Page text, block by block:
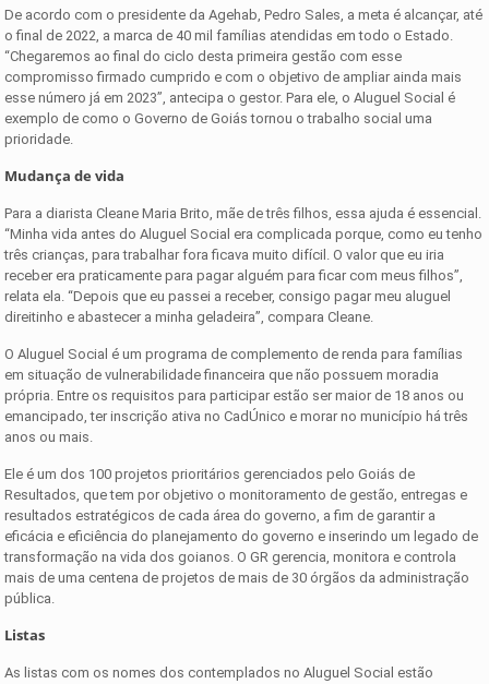
De acordo com o presidente da Agehab, Pedro Sales, a meta é alcançar, até
o final de 2022, a marca de 40 mil famílias atendidas em todo o Estado.
“Chegaremos ao final do ciclo desta primeira gestão com esse
compromisso firmado cumprido e com o objetivo de ampliar ainda mais
esse número já em 2023”, antecipa o gestor. Para ele, o Aluguel Social é
exemplo de como o Governo de Goiás tornou o trabalho social uma
prioridade.
Mudança de vida
Para a diarista Cleane Maria Brito, mãe de três filhos, essa ajuda é essencial.
“Minha vida antes do Aluguel Social era complicada porque, como eu tenho
três crianças, para trabalhar fora ficava muito difícil. O valor que eu iria
receber era praticamente para pagar alguém para ficar com meus filhos”,
relata ela. “Depois que eu passei a receber, consigo pagar meu aluguel
direitinho e abastecer a minha geladeira”, compara Cleane.
O Aluguel Social é um programa de complemento de renda para famílias
em situação de vulnerabilidade financeira que não possuem moradia
própria. Entre os requisitos para participar estão ser maior de 18 anos ou
emancipado, ter inscrição ativa no CadÚnico e morar no município há três
anos ou mais.
Ele é um dos 100 projetos prioritários gerenciados pelo Goiás de
Resultados, que tem por objetivo o monitoramento de gestão, entregas e
resultados estratégicos de cada área do governo, a fim de garantir a
eficácia e eficiência do planejamento do governo e inserindo um legado de
transformação na vida dos goianos. O GR gerencia, monitora e controla
mais de uma centena de projetos de mais de 30 órgãos da administração
pública.
Listas
As listas com os nomes dos contemplados no Aluguel Social estão